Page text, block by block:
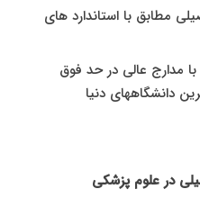
مطابق با استاندارد های
با مدارج عالی در حد فوق
دانشگاههای دنیا
در علوم پزشکی